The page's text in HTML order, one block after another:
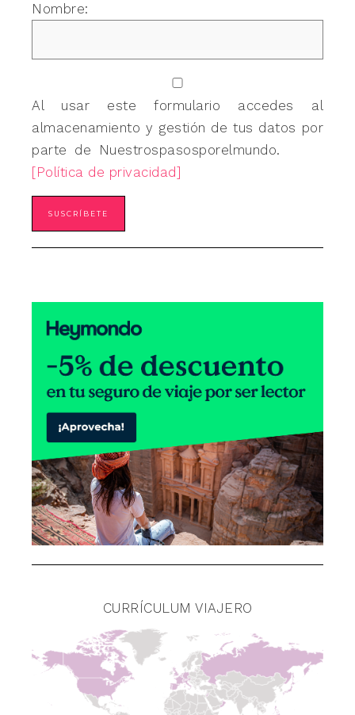
Nombre:
Al usar este formulario accedes al
almacenamiento y gestión de tus datos por
parte de Nuestrospasosporelmundo.
[Política de privacidad]
CURRÍCULUM VIAJERO